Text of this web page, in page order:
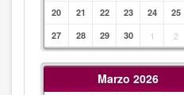
20
21 22 23 24 25
27
28 29 30 1 2
Marzo 2026